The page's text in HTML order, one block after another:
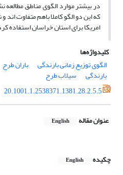
در بیشتر موارد الگوی مناطق
که این دو الگو کاملا باهم متفاوت اند
امریکا برای استان خراسان استفاده
کلیدواژه‌ها
الگوی توزیع زمانی بارندگی
باران طرح
بارندگی
سیلاب طرح
20.1001.1.2538371.1381.28.2.5.5
عنوان مقاله English
چکیده English